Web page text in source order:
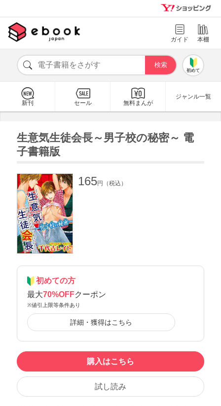
ガイド 本棚
初めて
新刊 セール 無料まんが
ジャンル一覧
生意気生徒会長～男子校の秘密～ 電
子書籍版
165円（税込）
初めての方
最大70%OFFクーポン
※値引上限等条件あり
詳細・獲得はこちら
購入はこちら
試し読み